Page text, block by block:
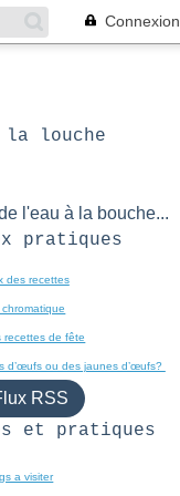
Connexion
la louche
l'eau à la bouche...
pratiques
des recettes
recettes de fête
d’œufs ou des jaunes d’œufs?
RSS
et pratiques
a visiter